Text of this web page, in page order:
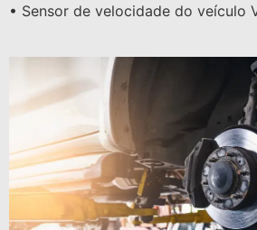
• Sensor de velocidade do veículo